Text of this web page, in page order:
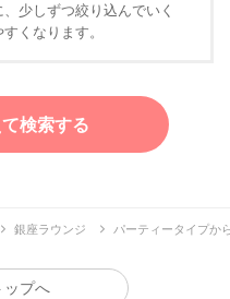
少しずつ絞り込んでいく
くなります。
検索する
銀座ラウンジ パーティータイプか
ップへ